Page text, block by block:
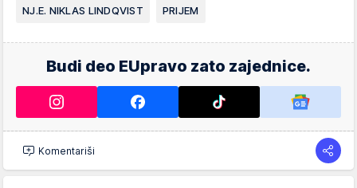
NJ.E. NIKLAS LINDQVIST PRIJEM
Budi deo EUpravo zato zajednice.
Komentariši